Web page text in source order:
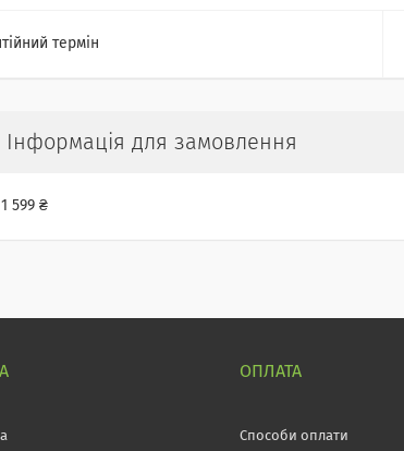
термін
Інформація для замовлення
1 599 ₴
ОПЛАТА
Способи оплати